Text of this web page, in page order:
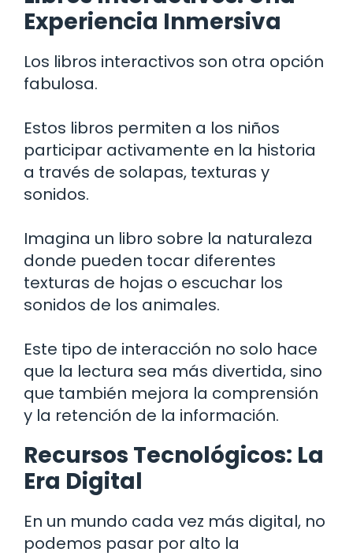
Experiencia Inmersiva
Los libros interactivos son otra opción
fabulosa.
Estos libros permiten a los niños
participar activamente en la historia
a través de solapas, texturas y
sonidos.
Imagina un libro sobre la naturaleza
donde pueden tocar diferentes
texturas de hojas o escuchar los
sonidos de los animales.
Este tipo de interacción no solo hace
que la lectura sea más divertida, sino
que también mejora la comprensión
y la retención de la información.
Recursos Tecnológicos: La
Era Digital
En un mundo cada vez más digital, no
podemos pasar por alto la